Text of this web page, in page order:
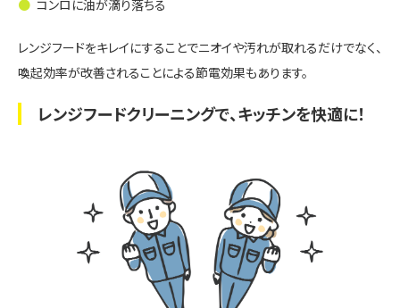
コンロに油が滴り落ちる
レンジフードをキレイにすることでニオイや汚れが取れるだけでなく、
喚起効率が改善されることによる節電効果もあります。
レンジフードクリーニングで、キッチンを快適に！